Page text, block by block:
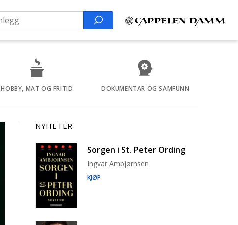
Search
HOBBY, MAT OG FRITID DOKUMENTAR OG SAMFUNN
NYHETER
Sorgen i St. Peter Ording
Ingvar Ambjørnsen
KJØP